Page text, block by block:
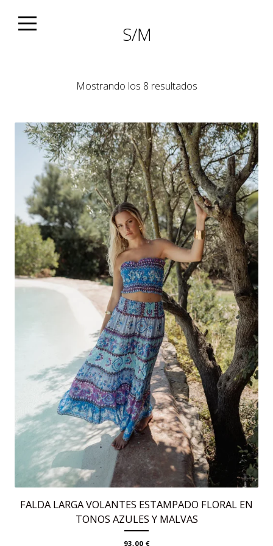
S/M
Mostrando los 8 resultadosOrdenado
los
últimos
FALDA LARGA VOLANTES ESTAMPADO FLORAL EN
TONOS AZULES Y MALVAS
93,00 €